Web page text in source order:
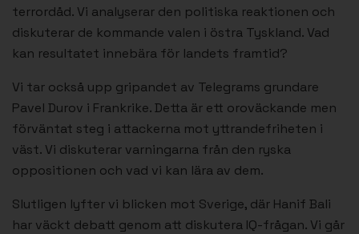
terrordåd. Vi analyserar den politiska reaktionen och
diskuterar de kommande valen i östra Tyskland. Vad
kan resultatet innebära för landets framtid?
Vi tar också upp gripandet av Telegrams grundare
Pavel Durov i Frankrike. Detta är ett oroväckande men
förväntat steg i attackerna mot yttrandefriheten i
väst. Vi diskuterar varningarna från den ryska
oppositionen och vad vi kan lära av dem.
Slutligen lyfter vi blicken mot Sverige, där Hanif Bali
har väckt debatt genom att diskutera IQ-frågan. Vi går